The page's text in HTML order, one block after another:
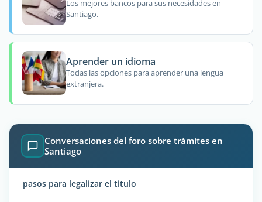
Los mejores bancos para sus necesidades en
Santiago.
Aprender un idioma
Todas las opciones para aprender una lengua
extranjera.
Conversaciones del foro sobre trámites en
Santiago
pasos para legalizar el titulo